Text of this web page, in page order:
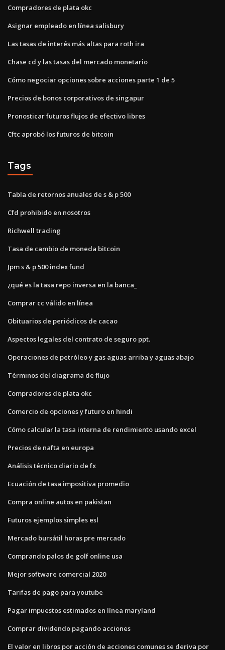
Compradores de plata okc
Asignar empleado en línea salisbury
Las tasas de interés más altas para roth ira
Chase cd y las tasas del mercado monetario
Cómo negociar opciones sobre acciones parte 1 de 5
Precios de bonos corporativos de singapur
Pronosticar futuros flujos de efectivo libres
Cftc aprobó los futuros de bitcoin
Tags
Tabla de retornos anuales de s & p 500
Cfd prohibido en nosotros
Richwell trading
Tasa de cambio de moneda bitcoin
Jpm s & p 500 index fund
¿qué es la tasa repo inversa en la banca_
Comprar cc válido en línea
Obituarios de periódicos de cacao
Aspectos legales del contrato de seguro ppt.
Operaciones de petróleo y gas aguas arriba y aguas abajo
Términos del diagrama de flujo
Compradores de plata okc
Comercio de opciones y futuro en hindi
Cómo calcular la tasa interna de rendimiento usando excel
Precios de nafta en europa
Análisis técnico diario de fx
Ecuación de tasa impositiva promedio
Compra online autos en pakistan
Futuros ejemplos simples esl
Mercado bursátil horas pre mercado
Comprando palos de golf online usa
Mejor software comercial 2020
Tarifas de pago para youtube
Pagar impuestos estimados en línea maryland
Comprar dividendo pagando acciones
El valor en libros por acción de acciones comunes se deriva por